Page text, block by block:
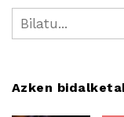
Azken